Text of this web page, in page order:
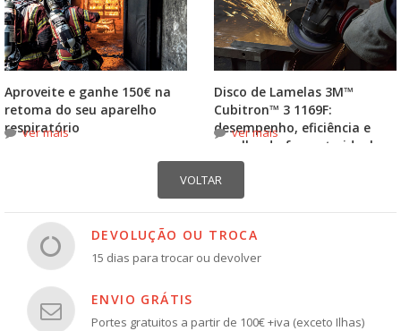
Aproveite e ganhe 150€ na
retoma do seu aparelho
respiratório
ver mais
Disco de Lamelas 3M™
Cubitron™ 3 1169F:
desempenho, eficiência e
escolha do formato ideal
ver mais
DEVOLUÇÃO OU TROCA
15 dias para trocar ou devolver
ENVIO GRÁTIS
Portes gratuitos a partir de 100€ +iva (exceto Ilhas)